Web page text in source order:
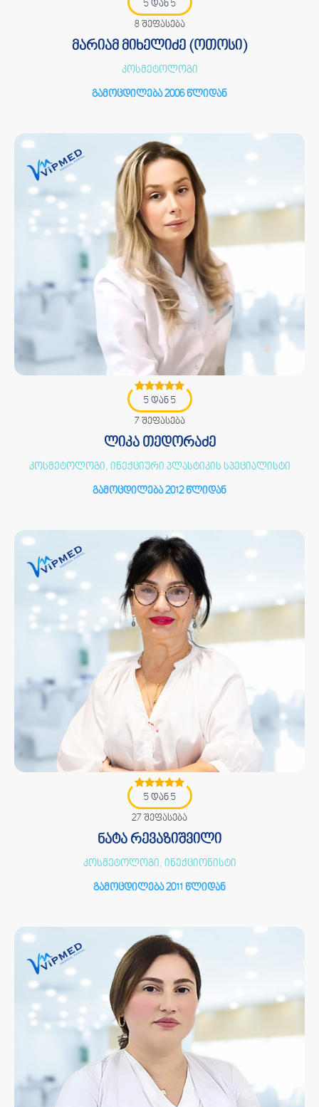
5 დან 5
8 შეფასება
მარიამ მიხელიძე (ოთოსი)
კოსმეტოლოგი
გამოცდილება 2006 წლიდან
5 დან 5
7 შეფასება
ლიკა თედორაძე
კოსმეტოლოგი, ინექციური პლასტიკის სპეციალისტი
გამოცდილება 2012 წლიდან
5 დან 5
27 შეფასება
ნატა რევაზიშვილი
კოსმეტოლოგი, ინექციონისტი
გამოცდილება 2011 წლიდან